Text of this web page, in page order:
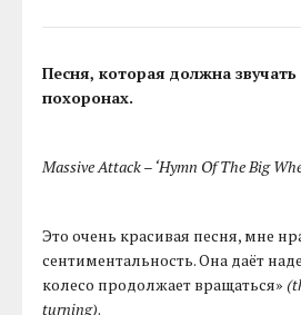
Песня, которая должна
похоронах.
Massive Attack – ‘Hymn Of The Big
Это очень красивая песня, мне
сентиментальность. Она даёт
колесо продолжает вращаться»
turning).